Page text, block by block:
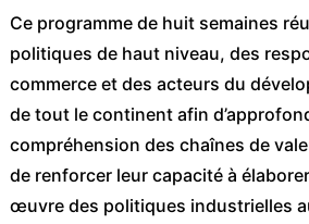
Ce programme de huit semaines
politiques de haut niveau, des
commerce et des acteurs du
de tout le continent afin
compréhension des chaînes de
de renforcer leur capacité à
œuvre des politiques industrielles